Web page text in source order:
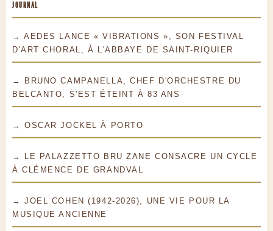
JOURNAL
→ AEDES LANCE « VIBRATIONS », SON FESTIVAL
D'ART CHORAL, À L'ABBAYE DE SAINT-RIQUIER
→ BRUNO CAMPANELLA, CHEF D'ORCHESTRE DU
BELCANTO, S'EST ÉTEINT À 83 ANS
→ OSCAR JOCKEL À PORTO
→ LE PALAZZETTO BRU ZANE CONSACRE UN CYCLE
À CLÉMENCE DE GRANDVAL
→ JOEL COHEN (1942-2026), UNE VIE POUR LA
MUSIQUE ANCIENNE